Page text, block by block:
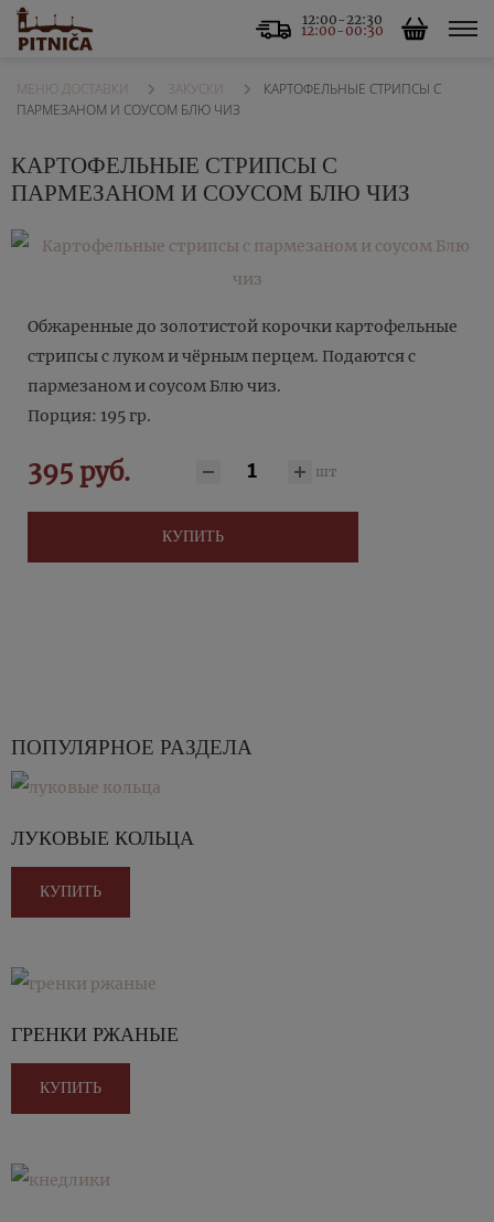
12:00-22:30
12:00-00:30
МЕНЮ ДОСТАВКИ ЗАКУСКИ
КАРТОФЕЛЬНЫЕ СТРИПСЫ С
ПАРМЕЗАНОМ И СОУСОМ БЛЮ ЧИЗ
КАРТОФЕЛЬНЫЕ СТРИПСЫ С
ПАРМЕЗАНОМ И СОУСОМ БЛЮ ЧИЗ
Обжаренные до золотистой корочки картофельные
стрипсы с луком и чёрным перцем. Подаются с
пармезаном и соусом Блю чиз.
Порция: 195 гр.
395 руб. шт
КУПИТЬ
ПОПУЛЯРНОЕ РАЗДЕЛА
ЛУКОВЫЕ КОЛЬЦА
КУПИТЬ
ГРЕНКИ РЖАНЫЕ
КУПИТЬ